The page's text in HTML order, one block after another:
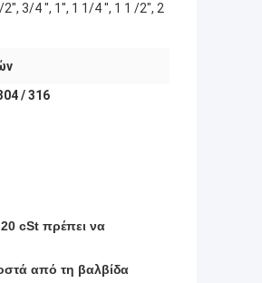
3/4 ", 1", 1 1/4 ", 1 1 /2", 2
/ 316
cSt πρέπει να
από τη βαλβίδα